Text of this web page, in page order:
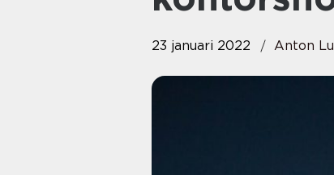
23 januari 2022 Anton